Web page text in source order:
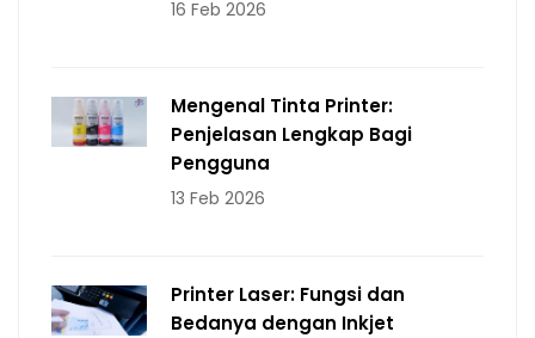
16 Feb 2026
Mengenal Tinta Printer:
Penjelasan Lengkap Bagi
Pengguna
13 Feb 2026
Printer Laser: Fungsi dan
Bedanya dengan Inkjet